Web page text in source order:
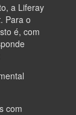
a Liferay
. Para o
é, com
com